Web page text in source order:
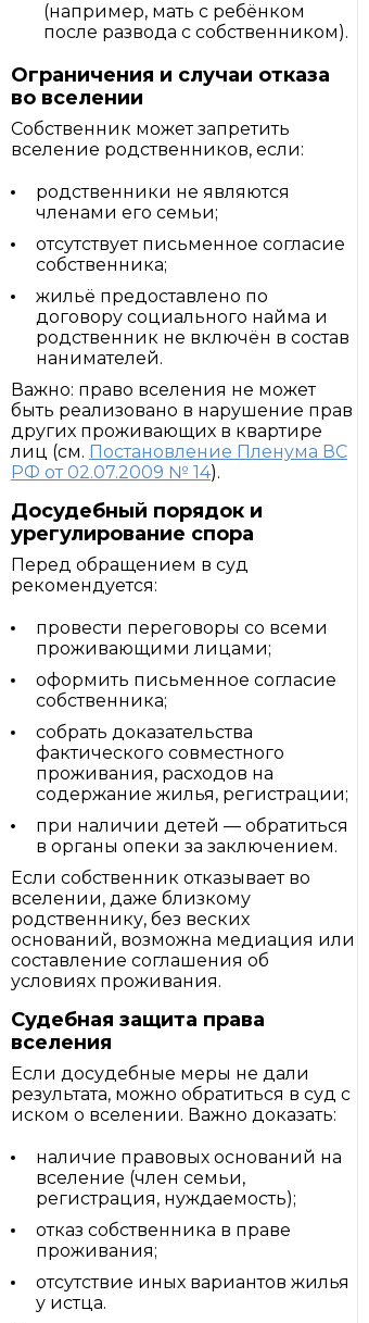
(например, мать с ребёнком
после развода с собственником).
Ограничения и случаи отказа
во вселении
Собственник может запретить
вселение родственников, если:
родственники не являются
членами его семьи;
отсутствует письменное согласие
собственника;
жильё предоставлено по
договору социального найма и
родственник не включён в состав
нанимателей.
Важно: право вселения не может
быть реализовано в нарушение прав
других проживающих в квартире
лиц (см. Постановление Пленума ВС
РФ от 02.07.2009 № 14).
Досудебный порядок и
урегулирование спора
Перед обращением в суд
рекомендуется:
провести переговоры со всеми
проживающими лицами;
оформить письменное согласие
собственника;
собрать доказательства
фактического совместного
проживания, расходов на
содержание жилья, регистрации;
при наличии детей — обратиться
в органы опеки за заключением.
Если собственник отказывает во
вселении, даже близкому
родственнику, без веских
оснований, возможна медиация или
составление соглашения об
условиях проживания.
Судебная защита права
вселения
Если досудебные меры не дали
результата, можно обратиться в суд с
иском о вселении. Важно доказать:
наличие правовых оснований на
вселение (член семьи,
регистрация, нуждаемость);
отказ собственника в праве
проживания;
отсутствие иных вариантов жилья
у истца.